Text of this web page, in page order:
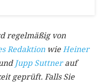
regelmäßig von
Redaktion wieHeiner
Jupp Suttnerauf
geprüft. Falls Sie